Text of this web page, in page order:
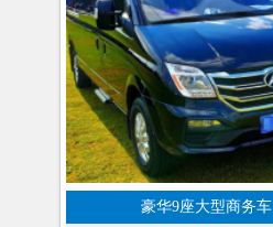
豪华9座大型商务车